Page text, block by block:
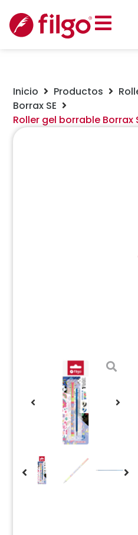
Inicio Productos
Borrax SE
Roller gel borrable Borrax